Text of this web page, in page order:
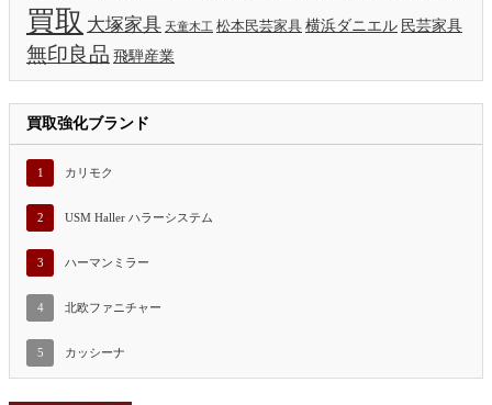
買取 大塚家具 天童木工 松本民芸家具 横浜ダニエル 民芸家具
無印良品 飛騨産業
買取強化ブランド
1 カリモク
2 USM Haller ハラーシステム
3 ハーマンミラー
4 北欧ファニチャー
5 カッシーナ